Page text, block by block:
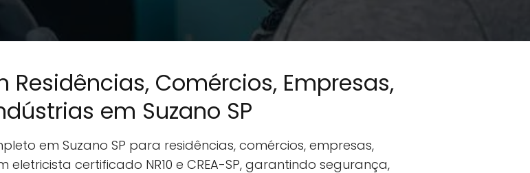
Comércios, Empresas,
em Suzano SP
em Suzano SP para residências, comércios, empresas,
eletricista certificado NR10 e CREA-SP, garantindo segurança,